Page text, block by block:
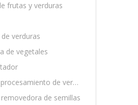
frutas y verduras
verduras
de vegetales
Línea de procesamiento de verduras y frutas.
de semillas